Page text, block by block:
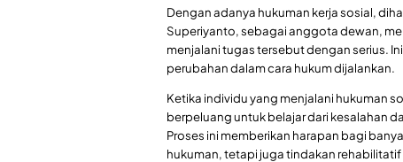
Dengan adanya hukuman kerja sosial,
Superiyanto, sebagai anggota dewan,
menjalani tugas tersebut dengan serius.
perubahan dalam cara hukum dijalankan.
Ketika individu yang menjalani hukuman
berpeluang untuk belajar dari kesalahan
Proses ini memberikan harapan bagi
hukuman, tetapi juga tindakan